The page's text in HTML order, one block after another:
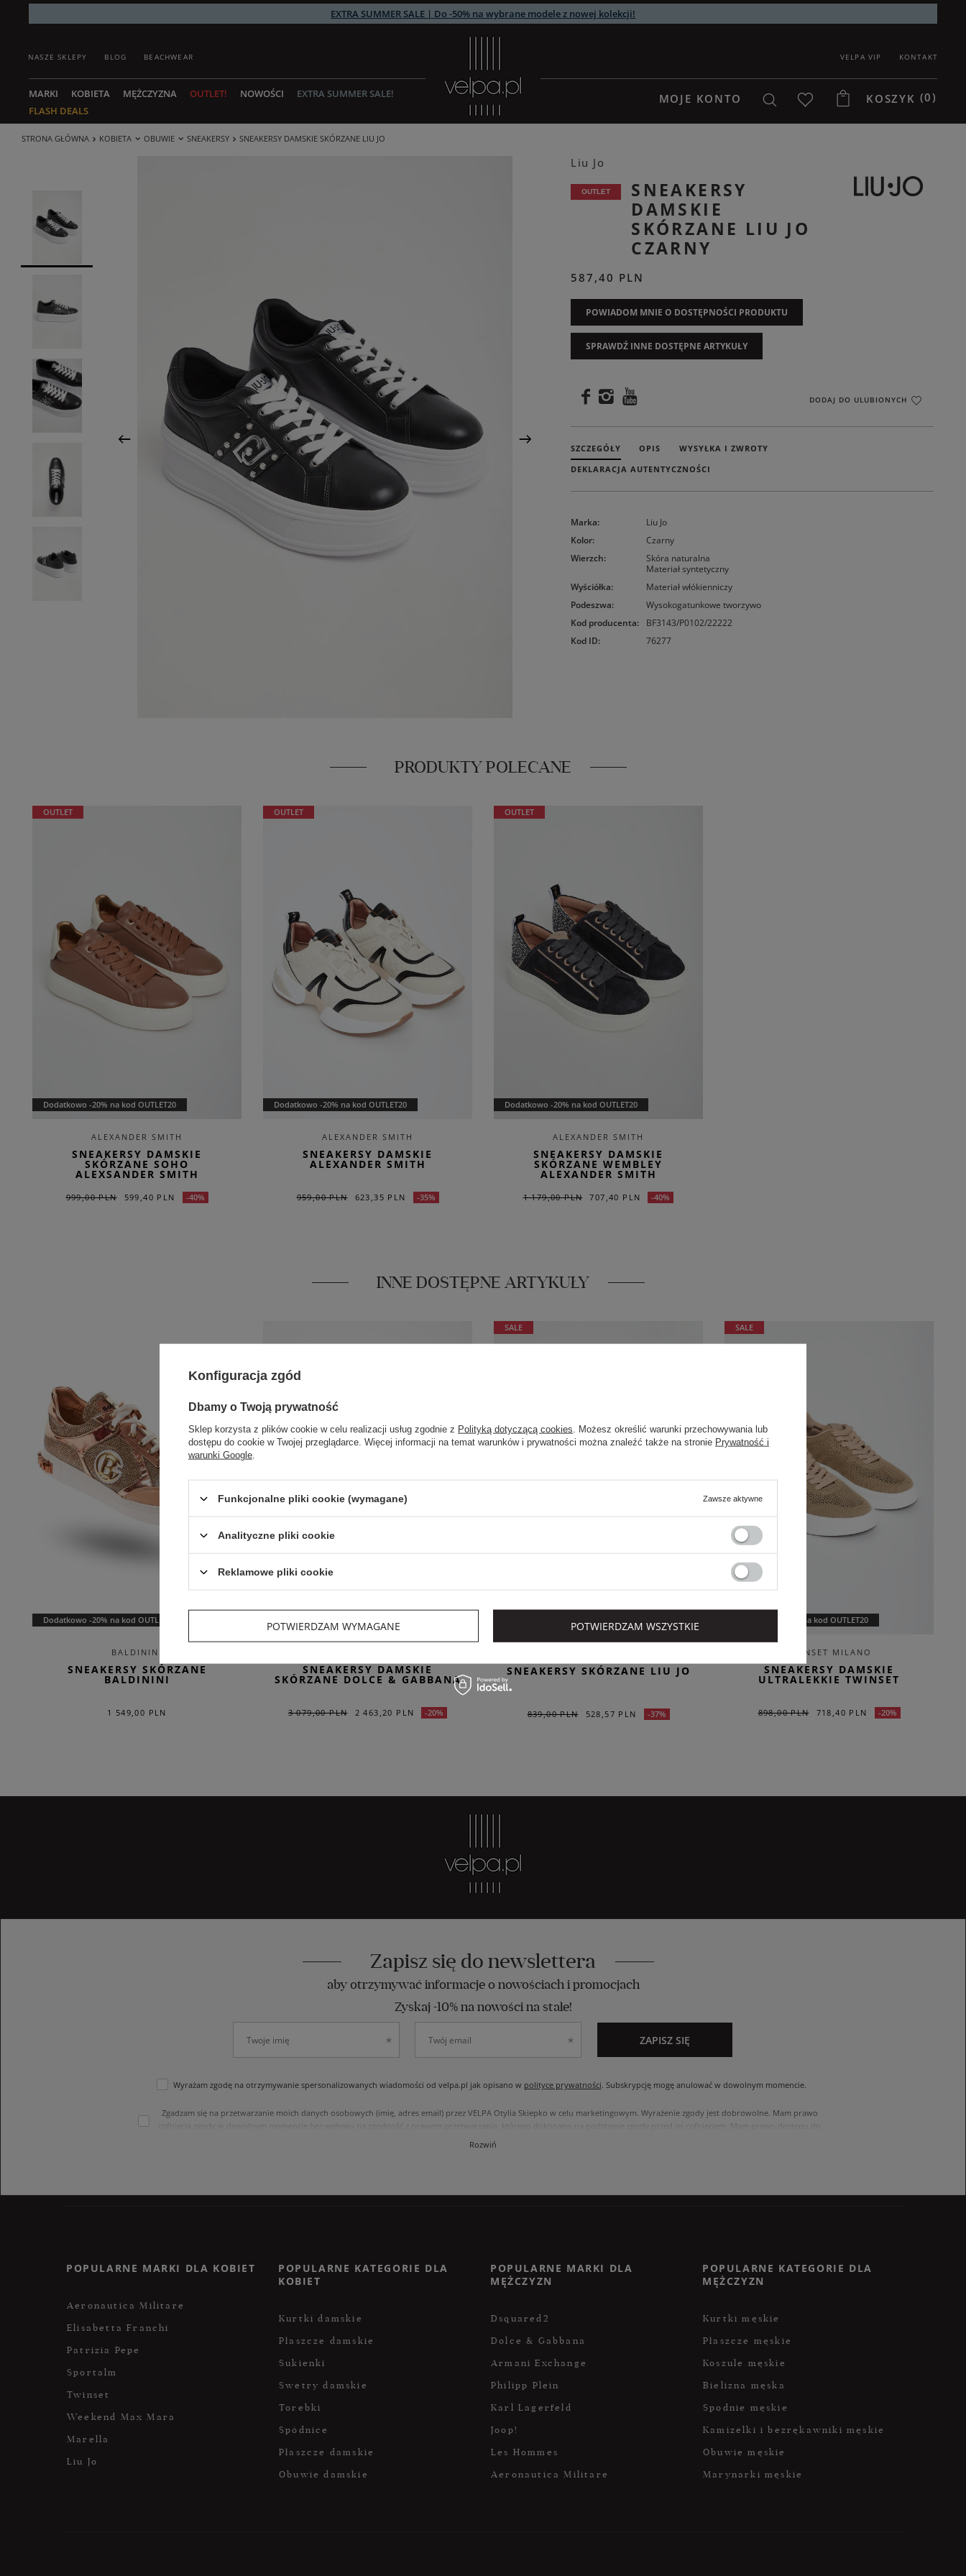
EXTRA SUMMER SALE | Do -50% na wybrane modele z nowej kolekcji!
NASZE SKLEPY BLOG BEACHWEAR KONTAKT
VELPA VIP
MARKI KOBIETA MĘŻCZYZNA OUTLET! NOWOŚCI
EXTRA SUMMER SALE!
FLASH DEALS
MOJE KONTO KOSZYK (0)
STRONA GŁÓWNA KOBIETA OBUWIE SNEAKERSY SNEAKERSY DAMSKIE SKÓRZANE LIU JO
Liu Jo
OUTLET
SNEAKERSY
DAMSKIE
SKÓRZANE LIU JO
CZARNY
587,40 PLN
POWIADOM MNIE O DOSTĘPNOŚCI PRODUKTU
SPRAWDŹ INNE DOSTĘPNE ARTYKUŁY
DODAJ DO ULUBIONYCH
SZCZEGÓŁY OPIS
WYSYŁKA I ZWROTY
DEKLARACJA AUTENTYCZNOŚCI
Marka:
Liu Jo
Kolor:
Czarny
Wierzch:
Skóra naturalna
Materiał syntetyczny
Wyściółka:
Materiał włókienniczy
Podeszwa:
Wysokogatunkowe tworzywo
Kod producenta:
BF3143/P0102/22222
Kod ID: 76277
PRODUKTY POLECANE
Dodatkowo -20% na kod OUTLET20
OUTLET
ALEXANDER SMITH
SNEAKERSY DAMSKIE
SKÓRZANE SOHO
ALEXSANDER SMITH
999,00 PLN 599,40 PLN -40%
Dodatkowo -20% na kod OUTLET20
OUTLET
ALEXANDER SMITH
SNEAKERSY DAMSKIE
ALEXANDER SMITH
959,00 PLN 623,35 PLN -35%
Dodatkowo -20% na kod OUTLET20
OUTLET
ALEXANDER SMITH
SNEAKERSY DAMSKIE
SKÓRZANE WEMBLEY
ALEXANDER SMITH
1 179,00 PLN 707,40 PLN -40%
INNE DOSTĘPNE ARTYKUŁY
Dodatkowo -20% na kod OUTLET20
BALDININI
SNEAKERSY SKÓRZANE
BALDININI
1 549,00 PLN
SNEAKERSY DAMSKIE
SKÓRZANE DOLCE & GABBANA
3 079,00 PLN 2 463,20 PLN -20%
SALE
SNEAKERSY SKÓRZANE LIU JO
839,00 PLN 528,57 PLN -37%
Dodatkowo -20% na kod OUTLET20
SALE
TWINSET MILANO
SNEAKERSY DAMSKIE
ULTRALEKKIE TWINSET
898,00 PLN 718,40 PLN -20%
Zapisz się do newslettera
aby otrzymywać informacje o nowościach i promocjach
Zyskaj -10% na nowości na stałe!
Wyrażam zgodę na otrzymywanie spersonalizowanych wiadomości od velpa.pl jak opisano w polityce prywatności. Subskrypcję mogę anulować w dowolnym momencie.
Zgadzam się na przetwarzanie moich danych osobowych (imię, adres email) przez VELPA Otylia Skiepko w celu marketingowym. Wyrażenie zgody jest dobrowolne. Mam prawo
cofnięcia zgody w dowolnym momencie bez wpływu na zgodność z prawem przetwarzania, którego dokonano na podstawie zgody przed jej cofnięciem. Mam prawo dostępu do
treści swoich danych i ich sprostowania, usunięcia, ograniczenia przetwarzania, oraz prawo do przenoszenia danych na zasadach zawartych w polityce prywatności sklepu
Rozwiń
ZAPISZ SIĘ
POPULARNE MARKI DLA KOBIET
Aeronautica Militare
Elisabetta Franchi
Patrizia Pepe
Sportalm
Twinset
Weekend Max Mara
Marella
Liu Jo
POPULARNE KATEGORIE DLA
KOBIET
Kurtki damskie
Płaszcze damskie
Sukienki
Swetry damskie
Torebki
Spódnice
Płaszcze damskie
Obuwie damskie
POPULARNE MARKI DLA
MĘŻCZYZN
Dsquared2
Dolce & Gabbana
Armani Exchange
Philipp Plein
Karl Lagerfeld
Joop!
Les Hommes
Aeronautica Militare
POPULARNE KATEGORIE DLA
MĘŻCZYZN
Kurtki męskie
Płaszcze męskie
Koszule męskie
Bielizna męska
Spodnie męskie
Kamizelki i bezrękawniki męskie
Obuwie męskie
Marynarki męskie
Konfiguracja zgód
Dbamy o Twoją prywatność
Sklep korzysta z plików cookie w celu realizacji usług zgodnie z Polityką dotyczącą cookies . Możesz określić warunki przechowywania lub
dostępu do cookie w Twojej przeglądarce. Więcej informacji na temat warunków i prywatności można znaleźć także na stronie Prywatność i
warunki Google
Funkcjonalne pliki cookie (wymagane) Zawsze aktywne
Analityczne pliki cookie
Reklamowe pliki cookie
POTWIERDZAM WYMAGANE POTWIERDZAM WSZYSTKIE